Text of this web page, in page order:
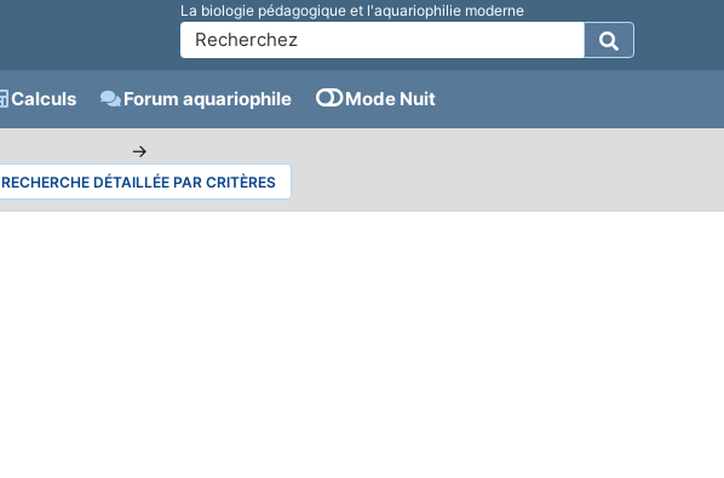
La biologie pédagogique et l'aquariophilie moderne
Calculs Forum aquariophile Mode Nuit
→
RECHERCHE DÉTAILLÉE PAR CRITÈRES